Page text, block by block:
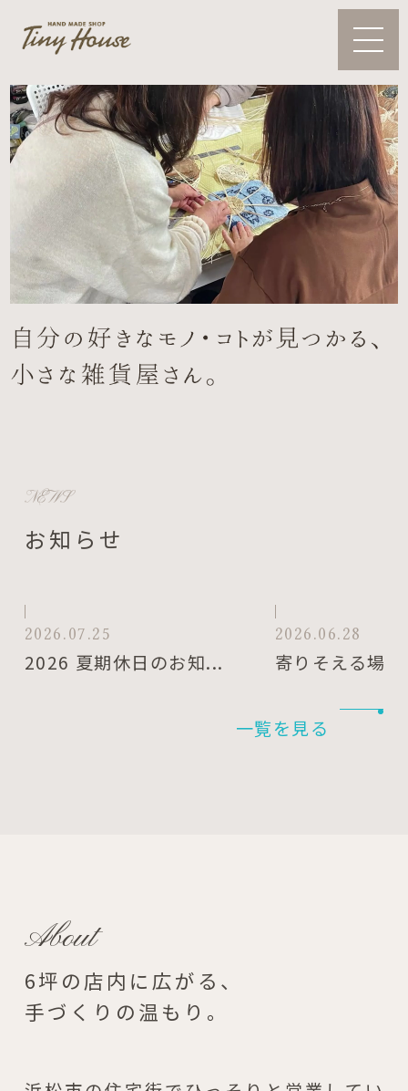
NEWS
お知らせ
2026.07.25
2026 夏期休日のお知...
2026.06.28
寄りそえる場
一覧を見る
About
6坪の店内に広がる、
手づくりの温もり。